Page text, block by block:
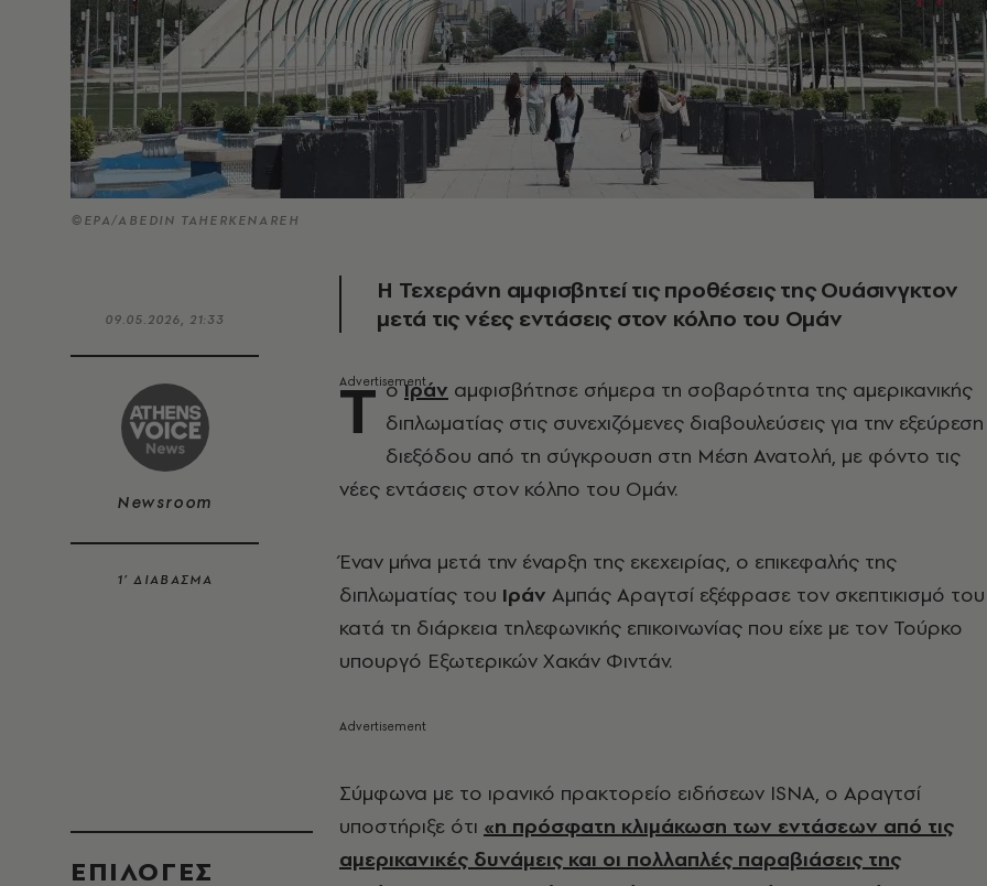
©EPA/ABEDIN TAHERKENAREH
09.05.2026, 21:33
Newsroom
1’ ΔΙΑΒΑΣΜΑ
EΠΙΛΟΓΈΣ
Η Τεχεράνη αμφισβητεί τις προθέσεις της Ουάσινγκτον
μετά τις νέες εντάσεις στον κόλπο του Ομάν
Τ οΙράν αμφισβήτησε σήμερα τη σοβαρότητα της αμερικανικής
διπλωματίας στις συνεχιζόμενες διαβουλεύσεις για την εξεύρεση
διεξόδου από τη σύγκρουση στη Μέση Ανατολή, με φόντο τις
νέες εντάσεις στον κόλπο του Ομάν.
Έναν μήνα μετά την έναρξη της εκεχειρίας, ο επικεφαλής της
διπλωματίας του Ιράν Αμπάς Αραγτσί εξέφρασε τον σκεπτικισμό του
κατά τη διάρκεια τηλεφωνικής επικοινωνίας που είχε με τον Τούρκο
υπουργό Εξωτερικών Χακάν Φιντάν.
Σύμφωνα με το ιρανικό πρακτορείο ειδήσεων ISNA, ο Αραγτσί
υποστήριξε ότι «η πρόσφατη κλιμάκωση των εντάσεων από τις
αμερικανικές δυνάμεις και οι πολλαπλές παραβιάσεις της